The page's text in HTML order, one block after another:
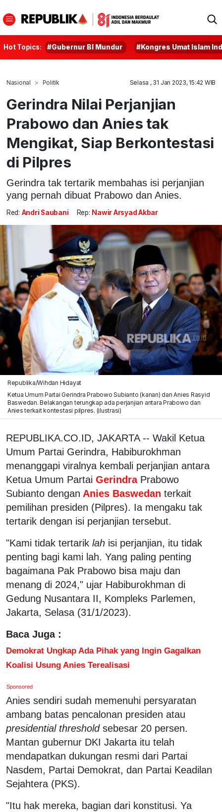
Hot Topics: #Gubernur BI Mundur #Kongres Umat Islam
Nasional Politik Selasa , 31 Jan 2023, 15:42 WIB
Gerindra Nilai Perjanjian
Prabowo dan Anies tak
Mengikat, Siap Berkontestasi
di Pilpres
Gerindra tak tertarik membahas isi perjanjian
yang pernah dibuat Prabowo dan Anies.
Red: Andri Saubani Rep: Nawir Arsyad Akbar
Republika/Wihdan Hidayat
Ketua Umum Partai Gerindra Prabowo Subianto (kanan) dan Anies Rasyid
Baswedan. Belakangan terungkap ada perjanjian antara Prabowo dan
Anies terkait kontestasi pilpres. (ilustrasi)
REPUBLIKA.CO.ID, JAKARTA -- Wakil Ketua
Umum Partai Gerindra, Habiburokhman
menanggapi viralnya kembali perjanjian antara
Ketua Umum Partai Gerindra Prabowo
Subianto dengan Anies Baswedan terkait
pemilihan presiden (Pilpres). Ia mengaku tak
tertarik dengan isi perjanjian tersebut.
"Kami tidak tertarik lah isi perjanjian, itu tidak
penting bagi kami lah. Yang paling penting
bagaimana Pak Prabowo bisa maju dan
menang di 2024," ujar Habiburokhman di
Gedung Nusantara II, Kompleks Parlemen,
Jakarta, Selasa (31/1/2023).
Baca Juga :
Demokrat Ungkap Ada Pihak yang Ingin Gagalkan
Koalisi Usung Anies Terealisasi
Sponsored
Anies sendiri sudah memenuhi persyaratan
ambang batas pencalonan presiden atau
presidential thresholdsebesar 20 persen.
Mantan gubernur DKI Jakarta itu telah
mendapatkan dukungan resmi dari Partai
Nasdem, Partai Demokrat, dan Partai Keadilan
Sejahtera (PKS).
"Itu hak mereka, bagian dari konstitusi. Ya